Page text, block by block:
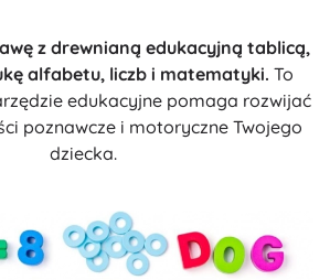
z drewnianą edukacyjną tablicą,
alfabetu, liczb i matematyki. To
edukacyjne pomaga rozwijać
poznawcze i motoryczne Twojego
dziecka.